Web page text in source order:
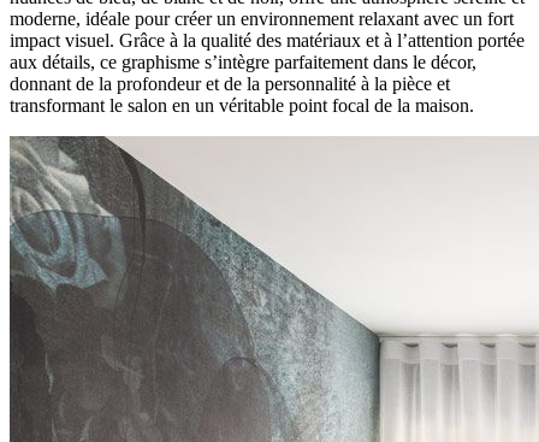
moderne, idéale pour créer un environnement relaxant avec un fort
impact visuel. Grâce à la qualité des matériaux et à l’attention portée
aux détails, ce graphisme s’intègre parfaitement dans le décor,
donnant de la profondeur et de la personnalité à la pièce et
transformant le salon en un véritable point focal de la maison.